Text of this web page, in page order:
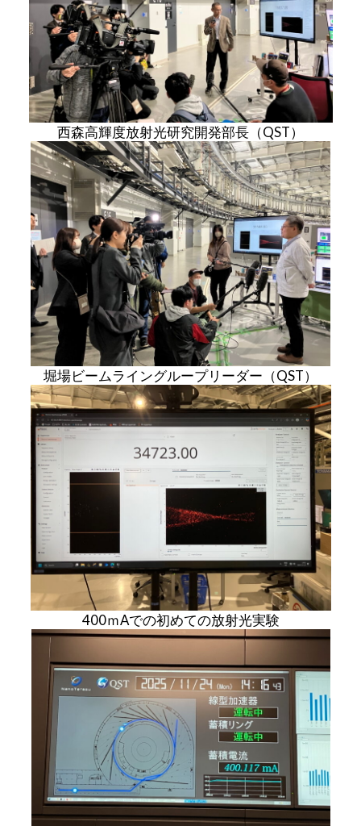
西森高輝度放射光研究開発部長（QST）
堀場ビームライングループリーダー（QST）
400ｍAでの初めての放射光実験